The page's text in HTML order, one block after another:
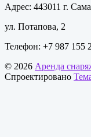
Адрес: 443011 г.
ул. Потапова, 2
Телефон: +7 987 155
© 2026 Аренда
Спроектировано